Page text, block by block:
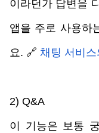
이라던가 답변을
앱을 주로 사용하
요. 🔗 채팅 서비스
2) Q&A
이 기능은 보통